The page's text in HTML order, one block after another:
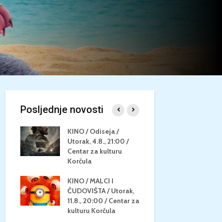
Posljednje novosti
KINO / Odiseja /
Utorak, 4.8., 21:00 /
Centar za kulturu
Korčula
KINO / MALCI I
ČUDOVIŠTA / Utorak,
11.8., 20:00 / Centar za
kulturu Korčula